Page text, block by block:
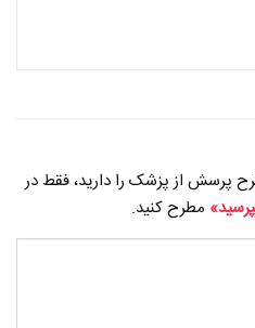
پرسش از پزشک را دارید، فقط در
مطرح کنید.